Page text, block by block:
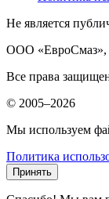
Не является
ООО «ЕвроСмаз»,
Все права
© 2005–2026
Мы используем
Политика
Принять